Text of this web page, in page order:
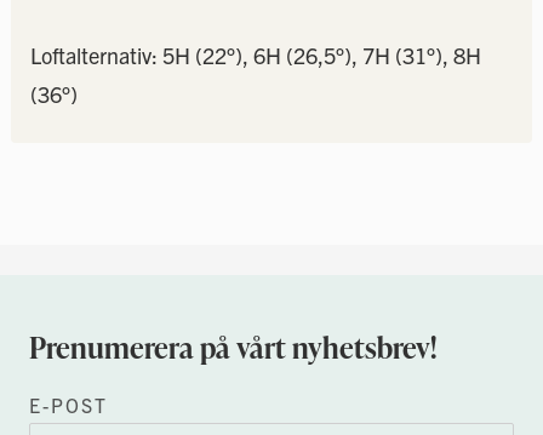
Loftalternativ: 5H (22°), 6H (26,5°), 7H (31°), 8H
(36°)
Prenumerera på vårt nyhetsbrev!
E-POST